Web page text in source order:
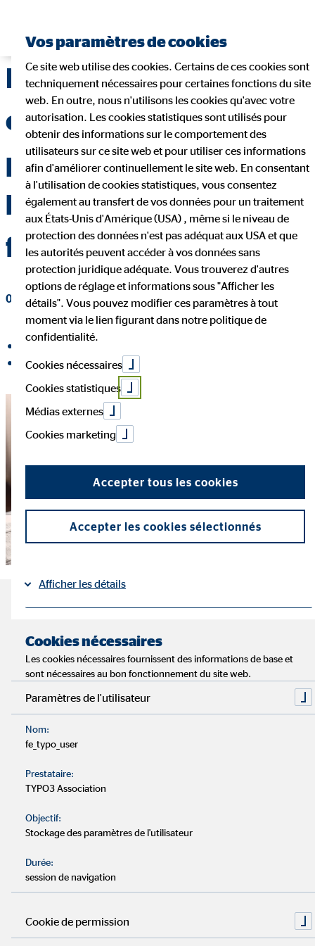
Plan de retraite : 7
erreurs à ne pas faire
pour prendre les
bonnes dispositions
financières
03 octobre 2022 |OVB Belgium
partager sur LinkedIn
Les choses importantes à
savoir à propos de la retraite
Temps de lecture : environ 4 minutes
En Belgique, la pension légale n'est plus suffisante pour
permettre à chacun de mener une vie sans soucis.
L'évolution démographique en Europe implique que de
moins en moins de personnes cotisent pour les retraites.
Une pension complémentaire est indispensable. Il vaut
Lorsque l’on parle de la pension complémentaire, il
existe cependant quelques éléments essentiels à prendre
en compte.
Vos paramètres de cookies
Ce site web utilise des cookies. Certains de ces cookies sont
techniquement nécessaires pour certaines fonctions du site
web. En outre, nous n'utilisons les cookies qu'avec votre
autorisation. Les cookies statistiques sont utilisés pour
obtenir des informations sur le comportement des
utilisateurs sur ce site web et pour utiliser ces informations
afin d'améliorer continuellement le site web. En consentant
à l'utilisation de cookies statistiques, vous consentez
également au transfert de vos données pour un traitement
aux États-Unis d'Amérique (USA) , même si le niveau de
protection des données n'est pas adéquat aux USA et que
les autorités peuvent accéder à vos données sans
protection juridique adéquate. Vous trouverez d'autres
options de réglage et informations sous "Afficher les
détails". Vous pouvez modifier ces paramètres à tout
moment via le lien figurant dans notre politique de
confidentialité.
Cookies nécessaires
Cookies statistiques
Médias externes
Cookies marketing
Accepter tous les cookies
Accepter les cookies sélectionnés
Afficher les détails
Cookies nécessaires
Les cookies nécessaires fournissent des informations de base et
sont nécessaires au bon fonctionnement du site web.
Paramètres de l'utilisateur
Nom:
fe_typo_user
Prestataire:
TYPO3 Association
Objectif:
Stockage des paramètres de l'utilisateur
Durée:
session de navigation
Cookie de permission